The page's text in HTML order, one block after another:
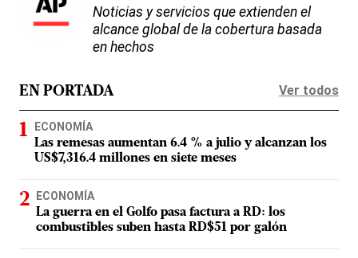
Noticias y servicios que extienden el
alcance global de la cobertura basada
en hechos
EN PORTADA Ver todos
ECONOMÍA
Las remesas aumentan 6.4 % a julio y alcanzan los
US$7,316.4 millones en siete meses
ECONOMÍA
La guerra en el Golfo pasa factura a RD: los
combustibles suben hasta RD$51 por galón